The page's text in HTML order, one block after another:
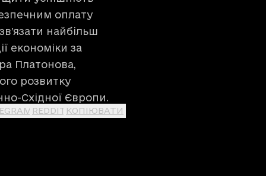
оплату
найбільш
економіки за
Платонова,
розвитку
Східної Європи.
REDDIT КОПІЮВАТИ